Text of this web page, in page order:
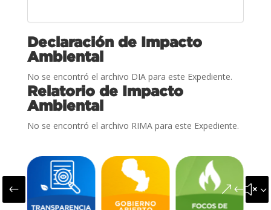
Declaración de Impacto
Ambiental
No se encontró el archivo DIA para este Expediente.
Relatorio de Impacto
Ambiental
No se encontró el archivo RIMA para este Expediente.
#